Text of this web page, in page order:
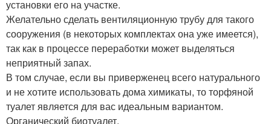
установки его на участке.
Желательно сделать вентиляционную трубу для такого
сооружения (в некоторых комплектах она уже имеется),
так как в процессе переработки может выделяться
неприятный запах.
В том случае, если вы приверженец всего натурального
и не хотите использовать дома химикаты, то торфяной
туалет является для вас идеальным вариантом.
Органический биотуалет.